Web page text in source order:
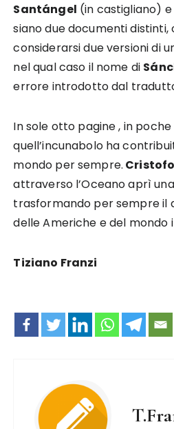
Santángel (in castigliano) e
siano due documenti distinti,
considerarsi due versioni di
nel qual caso il nome di
errore introdotto dal
In sole otto pagine , in
quell’incunabolo ha
mondo per sempre.
attraverso l’Oceano aprì
trasformando per sempre il
delle Americhe e del mondo
Tiziano Franzi